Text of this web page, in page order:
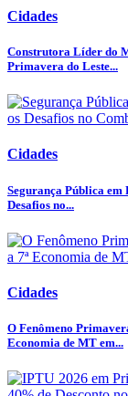
Cidades
Construtora Líder do
Primavera do Leste...
Cidades
Segurança Pública
Desafios no...
Cidades
O Fenômeno
Economia de MT em...